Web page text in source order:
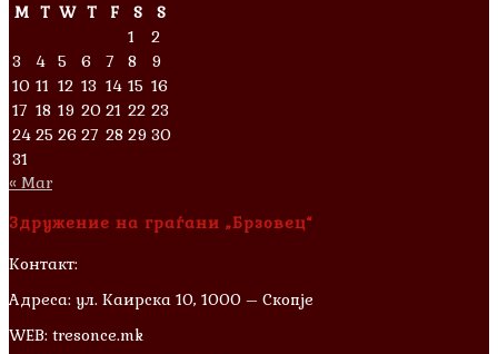
M T W T F S
S
1
2
3
4 5 6 7 8
9
10 11 12 13 14 15 16
17 18 19 20 21 22 23
24 25 26 27 28 29 30
31
« Mar
Здружение на граѓани „Брзовец“
Контакт:
Адреса: ул. Каирска 10, 1000 – Скопје
WEB: tresonce.mk